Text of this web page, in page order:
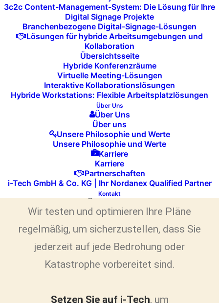
3c2c Content-Management-System: Die Lösung für Ihre
Digital Signage Projekte
Branchenbezogene Digital-Signage-Lösungen
Lösungen für hybride Arbeitsumgebungen und
Kollaboration
Übersichtsseite
Hybride Konferenzräume
Virtuelle Meeting-Lösungen
Interaktive Kollaborationslösungen
Hybride Workstations: Flexible Arbeitsplatzlösungen
Über Uns
Über Uns
Über uns
Unsere Philosophie und Werte
Unsere Philosophie und Werte
Karriere
Karriere
Partnerschaften
i-Tech GmbH & Co. KG | Ihr Nordanex Qualified Partner
Kontakt
zugeschnitten sind. Mit unserer
Erfahrung in der Planung und
Implementierung von Notfallstrategien
stellen wir sicher, dass Ihr Unternehmen
auch im Falle eines schwerwiegenden
Vorfalls weiterhin operieren kann.
Unsere Lösungen helfen Ihnen, die
Auswirkungen von IT-Ausfällen zu
minimieren und den Geschäftsbetrieb so
schnell wie möglich wiederherzustellen.
Wir testen und optimieren Ihre Pläne
regelmäßig, um sicherzustellen, dass Sie
jederzeit auf jede Bedrohung oder
Katastrophe vorbereitet sind.
Setzen Sie auf i-Tech, um